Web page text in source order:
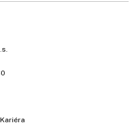
Kariéra